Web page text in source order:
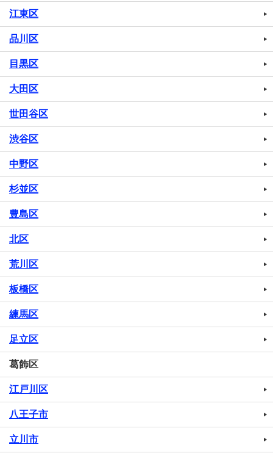
江東区
品川区
目黒区
大田区
世田谷区
渋谷区
中野区
杉並区
豊島区
北区
荒川区
板橋区
練馬区
足立区
葛飾区
江戸川区
八王子市
立川市